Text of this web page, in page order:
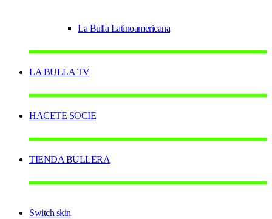
La Bulla Latinoamericana
LA BULLA TV
HACETE SOCIE
TIENDA BULLERA
Switch skin